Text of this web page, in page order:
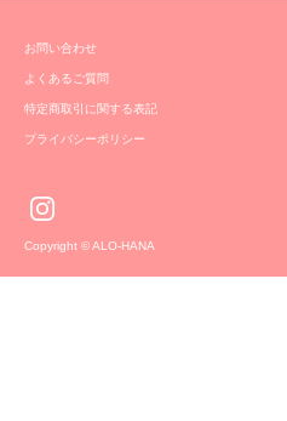
お問い合わせ
よくあるご質問
特定商取引に関する表記
プライバシーポリシー
Copyright © ALO-HANA